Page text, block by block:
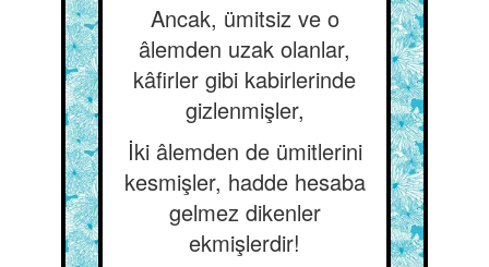
Ancak, ümitsiz ve o
âlemden uzak olanlar,
kâfirler gibi kabirlerinde
gizlenmişler,
İki âlemden de ümitlerini
kesmişler, hadde hesaba
gelmez dikenler
ekmişlerdir!